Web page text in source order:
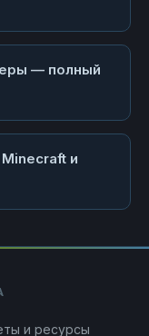
— полный
и
и ресурсы